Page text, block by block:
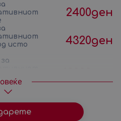
2400ден
исто
4320ден
исто
21600